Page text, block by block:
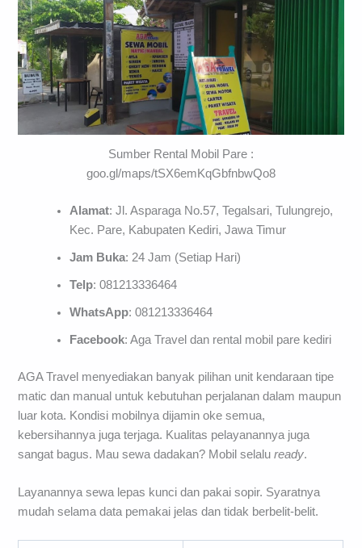
Sumber Rental Mobil Pare :
goo.gl/maps/tSX6emKqGbfnbwQo8
Alamat: Jl. Asparaga No.57, Tegalsari, Tulungrejo,
Kec. Pare, Kabupaten Kediri, Jawa Timur
Jam Buka: 24 Jam (Setiap Hari)
Telp: 081213336464
WhatsApp: 081213336464
Facebook: Aga Travel dan rental mobil pare kediri
AGA Travel menyediakan banyak pilihan unit kendaraan tipe
matic dan manual untuk kebutuhan perjalanan dalam maupun
luar kota. Kondisi mobilnya dijamin oke semua,
kebersihannya juga terjaga. Kualitas pelayanannya juga
sangat bagus. Mau sewa dadakan? Mobil selaluready.
Layanannya sewa lepas kunci dan pakai sopir. Syaratnya
mudah selama data pemakai jelas dan tidak berbelit-belit.